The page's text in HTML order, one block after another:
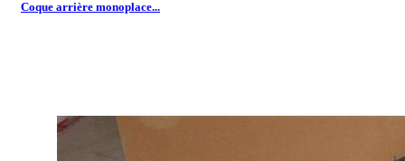
Coque arrière monoplace...